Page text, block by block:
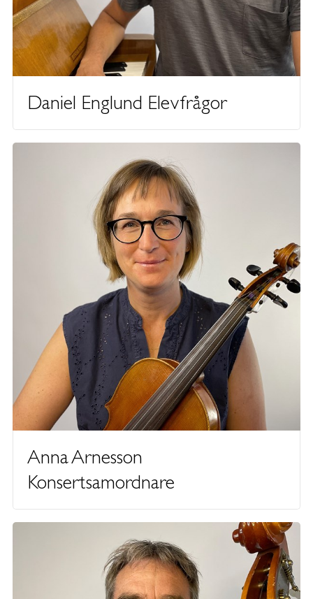
Daniel Englund Elevfrågor
Anna Arnesson
Konsertsamordnare